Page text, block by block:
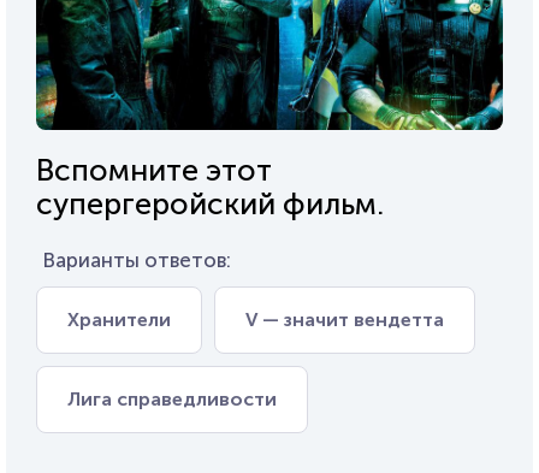
Вспомните этот
супергеройский фильм.
Варианты ответов:
Хранители V — значит вендетта
Лига справедливости